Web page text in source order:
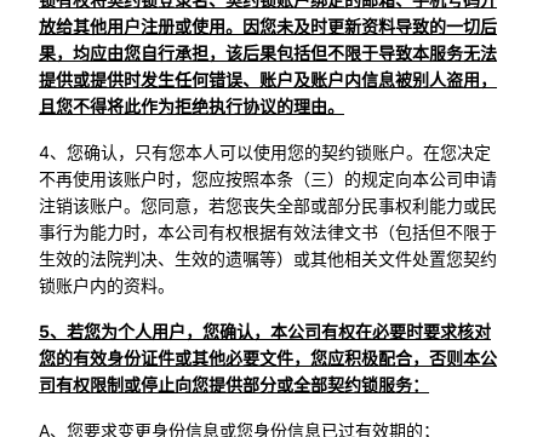
放给其他用户注册或使用。因您未及时更新资料导致的一切后
果，均应由您自行承担，该后果包括但不限于导致本服务无法
提供或提供时发生任何错误、账户及账户内信息被别人盗用，
且您不得将此作为拒绝执行协议的理由。
4、您确认，只有您本人可以使用您的契约锁账户。在您决定
不再使用该账户时，您应按照本条（三）的规定向本公司申请
注销该账户。您同意，若您丧失全部或部分民事权利能力或民
事行为能力时，本公司有权根据有效法律文书（包括但不限于
生效的法院判决、生效的遗嘱等）或其他相关文件处置您契约
锁账户内的资料。
5、若您为个人用户，您确认，本公司有权在必要时要求核对
您的有效身份证件或其他必要文件，您应积极配合，否则本公
司有权限制或停止向您提供部分或全部契约锁服务：
A、您要求变更身份信息或您身份信息已过有效期的；